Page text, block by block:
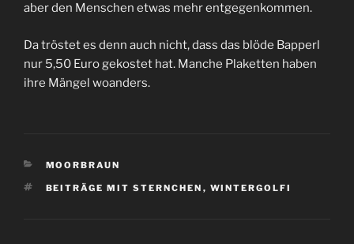
aber den Menschen etwas mehr entgegenkommen.
Da tröstet es denn auch nicht, dass das blöde Bapperl
nur 5,50 Euro gekostet hat. Manche Plaketten haben
ihre Mängel woanders.
KATEGORIEN
MOORBRAUN
SCHLAGWÖRTER
BEITRÄGE MIT STERNCHEN , WINTERGOLFI